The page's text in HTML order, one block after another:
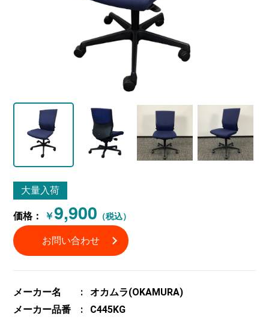
大量入荷
価格： ￥9,900 （税込）
お問い合わせ
メーカー名
オカムラ(OKAMURA)
メーカー品番
C445KG